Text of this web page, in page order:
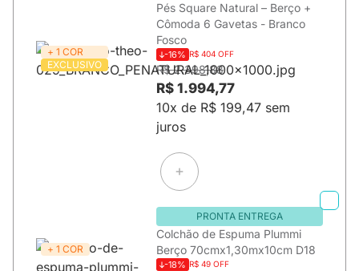
+ 1 COR
EXCLUSIVO
Pés Square Natural – Berço +
Cômoda 6 Gavetas - Branco
Fosco
-16% R$ 404 OFF
R$ 2.398,88
R$ 1.994,77
10x de R$ 199,47 sem
juros
+ 1 COR
PRONTA ENTREGA
Colchão de Espuma Plummi
Berço 70cmx1,30mx10cm D18
-18% R$ 49 OFF